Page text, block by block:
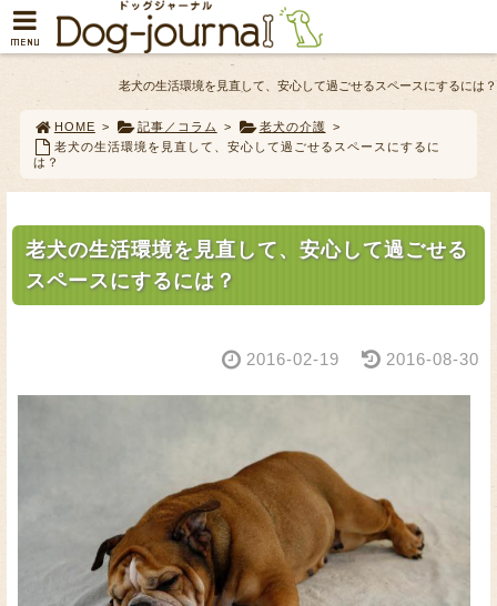
老犬の生活環境を見直して、安心して過ごせるスペースにするには？
HOME > 記事／コラム > 老犬の介護 >
老犬の生活環境を見直して、安心して過ごせるスペースにするに
は？
老犬の生活環境を見直して、安心して過ごせる
スペースにするには？
2016-02-19 2016-08-30
MENU